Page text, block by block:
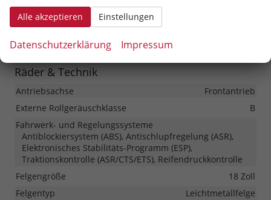
Getönte Scheiben, Privacy Glass (Heckscheibe und
hintere Seitenscheiben abgedunkelt), Wärmeschutzglas
Schwarze Optik
Räder & Technik
Antriebsachse
Frontantrieb
Externe Rollgeräuschklasse
B
Fahrwerk- und Regelungssysteme
Antiblockiersystem (ABS), Antischlupfregelung (ASR),
Elektronisches Stabilitäts-Programm (ESP),
Traktionskontrolle (ASR/CTS/ETS), Reifendruckkontrolle
Felgengröße
18 Zoll
Felgentyp
Leichtmetallfelge
Alle akzeptieren Einstellungen
Datenschutzerklärung Impressum